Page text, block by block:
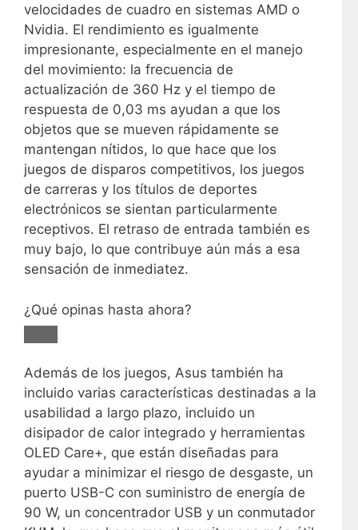
velocidades de cuadro en sistemas AMD o
Nvidia. El rendimiento es igualmente
impresionante, especialmente en el manejo
del movimiento: la frecuencia de
actualización de 360 ​​Hz y el tiempo de
respuesta de 0,03 ms ayudan a que los
objetos que se mueven rápidamente se
mantengan nítidos, lo que hace que los
juegos de disparos competitivos, los juegos
de carreras y los títulos de deportes
electrónicos se sientan particularmente
receptivos. El retraso de entrada también es
muy bajo, lo que contribuye aún más a esa
sensación de inmediatez.
¿Qué opinas hasta ahora?
Además de los juegos, Asus también ha
incluido varias características destinadas a la
usabilidad a largo plazo, incluido un
disipador de calor integrado y herramientas
OLED Care+, que están diseñadas para
ayudar a minimizar el riesgo de desgaste, un
puerto USB-C con suministro de energía de
90 W, un concentrador USB y un conmutador